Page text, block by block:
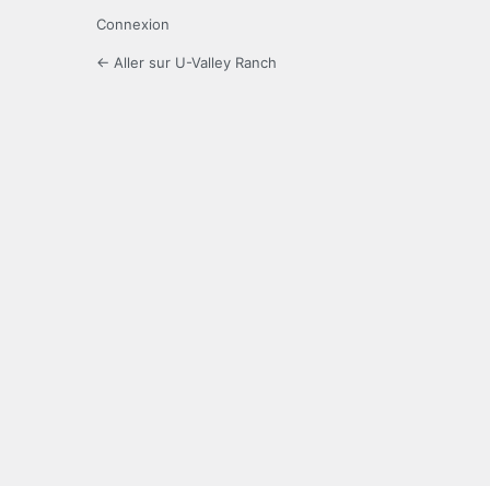
Connexion
← Aller sur U-Valley Ranch